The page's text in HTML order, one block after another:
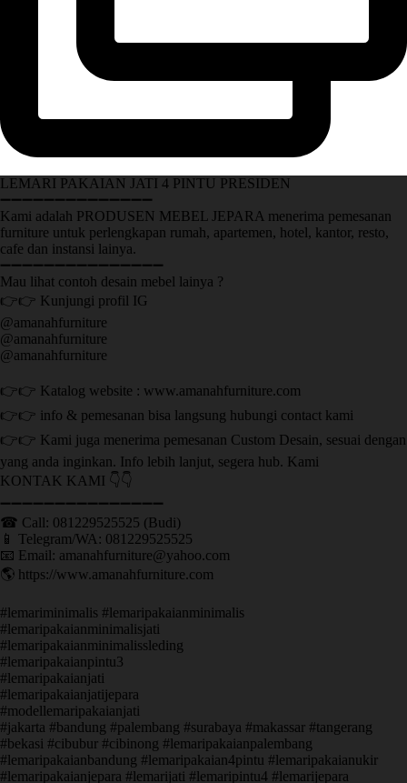
LEMARI PAKAIAN JATI 4 PINTU PRESIDEN
➖➖➖➖➖➖➖➖➖➖➖➖➖➖
Kami adalah PRODUSEN MEBEL JEPARA menerima pemesanan
furniture untuk perlengkapan rumah, apartemen, hotel, kantor, resto,
cafe dan instansi lainya.
➖➖➖➖➖➖➖➖➖➖➖➖➖➖➖
Mau lihat contoh desain mebel lainya ?
👉👉 Kunjungi profil IG
@amanahfurniture
@amanahfurniture
@amanahfurniture
👉👉 Katalog website : www.amanahfurniture.com
👉👉 info & pemesanan bisa langsung hubungi contact kami
👉👉 Kami juga menerima pemesanan Custom Desain, sesuai dengan
yang anda inginkan. Info lebih lanjut, segera hub. Kami
KONTAK KAMI 👇👇
➖➖➖➖➖➖➖➖➖➖➖➖➖➖➖ ㅤ
☎ Call: 081229525525 (Budi)
📱 Telegram/WA: 081229525525
📧 Email: amanahfurniture@yahoo.com
🌎 https://www.amanahfurniture.com
#lemariminimalis #lemaripakaianminimalis
#lemaripakaianminimalisjati
#lemaripakaianminimalissleding
#lemaripakaianpintu3
#lemaripakaianjati
#lemaripakaianjatijepara
#modellemaripakaianjati
#jakarta #bandung #palembang #surabaya #makassar #tangerang
#bekasi #cibubur #cibinong #lemaripakaianpalembang
#lemaripakaianbandung #lemaripakaian4pintu #lemaripakaianukir
#lemaripakaianjepara #lemarijati #lemaripintu4 #lemarijepara